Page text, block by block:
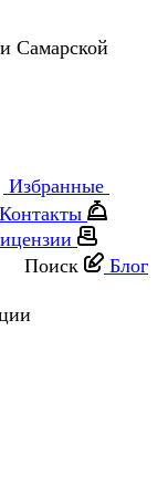
Самарской
Избранные
Контакты
Поиск
Блог